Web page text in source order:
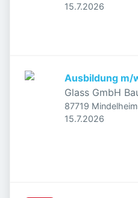
Veröffentlicht
15.7.2026
Ausbildung m/
Glass GmbH
87719
Veröffentlicht
15.7.2026